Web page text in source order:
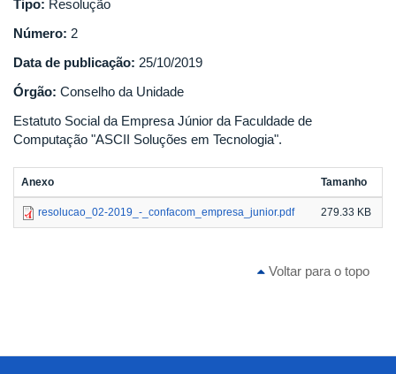
Tipo: Resolução
Número: 2
Data de publicação: 25/10/2019
Órgão: Conselho da Unidade
Estatuto Social da Empresa Júnior da Faculdade de
Computação "ASCII Soluções em Tecnologia".
Anexo Tamanho
resolucao_02-2019_-_confacom_empresa_junior.pdf 279.33 KB
Voltar para o topo